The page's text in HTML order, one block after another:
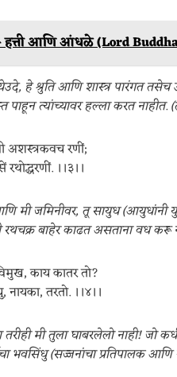
हत्ती आणि आंधळे (Lord
हे श्रुति आणि शास्त्र पारंगत तसेच
त्यांच्यावर हल्ला करत नाहीत.
अशस्त्रकवच रणीं;
।।३।।
मी जमिनीवर, तू सायुध
रथचक्र बाहेर काढत असताना वध
काय कातर तो?
तरतो. ।।४।।
मी तुला घाबरलेलो नाही! जो
भवसिंधु (सज्जनांचा प्रतिपालक